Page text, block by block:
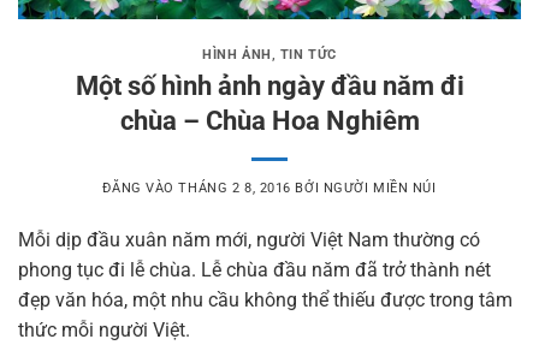
HÌNH ẢNH , TIN TỨC
Một số hình ảnh ngày đầu năm đi
chùa – Chùa Hoa Nghiêm
ĐĂNG VÀOTHÁNG 2 8, 2016 BỞI NGƯỜI MIỀN NÚI
Mỗi dịp đầu xuân năm mới, người Việt Nam thường có
phong tục đi lễ chùa. Lễ chùa đầu năm đã trở thành nét
đẹp văn hóa, một nhu cầu không thể thiếu được trong tâm
thức mỗi người Việt.